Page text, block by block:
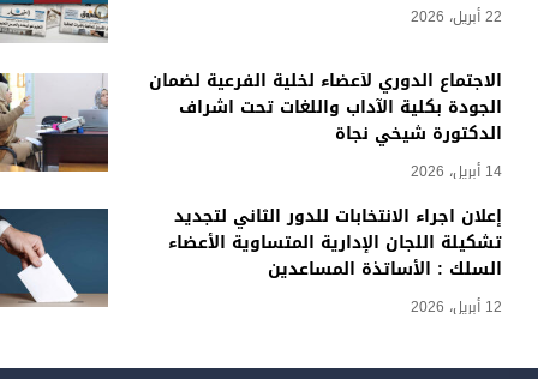
22 أبريل، 2026
الاجتماع الدوري لأعضاء لخلية الفرعية لضمان
الجودة بكلية الآداب واللغات تحت اشراف
الدكتورة شيخي نجاة
14 أبريل، 2026
إعلان اجراء الانتخابات للدور الثاني لتجديد
تشكيلة اللجان الإدارية المتساوية الأعضاء
السلك : الأساتذة المساعدين
12 أبريل، 2026